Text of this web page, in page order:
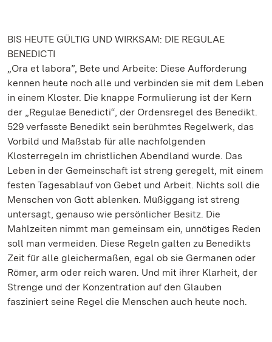
BIS HEUTE GÜLTIG UND WIRKSAM: DIE REGULAE
BENEDICTI
„Ora et labora”, Bete und Arbeite: Diese Aufforderung
kennen heute noch alle und verbinden sie mit dem Leben
in einem Kloster. Die knappe Formulierung ist der Kern
der „Regulae Benedicti“, der Ordensregel des Benedikt.
529 verfasste Benedikt sein berühmtes Regelwerk, das
Vorbild und Maßstab für alle nachfolgenden
Klosterregeln im christlichen Abendland wurde. Das
Leben in der Gemeinschaft ist streng geregelt, mit einem
festen Tagesablauf von Gebet und Arbeit. Nichts soll die
Menschen von Gott ablenken. Müßiggang ist streng
untersagt, genauso wie persönlicher Besitz. Die
Mahlzeiten nimmt man gemeinsam ein, unnötiges Reden
soll man vermeiden. Diese Regeln galten zu Benedikts
Zeit für alle gleichermaßen, egal ob sie Germanen oder
Römer, arm oder reich waren. Und mit ihrer Klarheit, der
Strenge und der Konzentration auf den Glauben
fasziniert seine Regel die Menschen auch heute noch.